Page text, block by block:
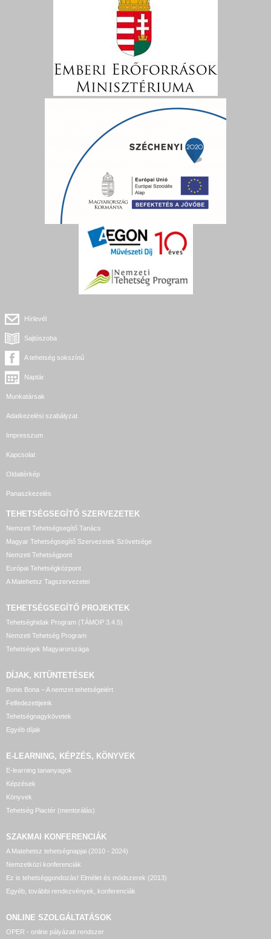
Hírlevél
Sajtószoba
A tehetség sokszínű
Naptár
Munkatársak
Adatkezelési szabályzat
Impresszum
Kapcsolat
Oldaltérkép
Panaszkezelés
TEHETSÉGSEGÍTŐ SZERVEZETEK
Nemzeti Tehetségsegítő Tanács
Magyar Tehetségsegítő Szervezetek Szövetsége
Nemzeti Tehetségpont
Európai Tehetségközpont
A Matehetsz Tagszervezetei
TEHETSÉGSEGÍTŐ PROJEKTEK
Tehetséghidak Program (TÁMOP 3.4.5)
Nemzeti Tehetség Program
Tehetségek Magyarországa
DÍJAK, KITÜNTETÉSEK
Bonis Bona – A nemzet tehetségeiért
Felfedezettjeink
Tehetségnagykövetek
Egyéb díjak
E-LEARNING, KÉPZÉS, KÖNYVEK
E-learning tananyagok
Képzések
Könyvek
Tehetség Piactér (mentorálás)
SZAKMAI KONFERENCIÁK
A Matehetsz tehetségnapjai (2010 - 2024)
Nemzetközi konferenciák
Ez is tehetséggondozás! Elmélet és módszerek (2013)
Egyéb, további rendezvények, konferenciák
ONLINE SZOLGÁLTATÁSOK
OPER - online pályázati rendszer